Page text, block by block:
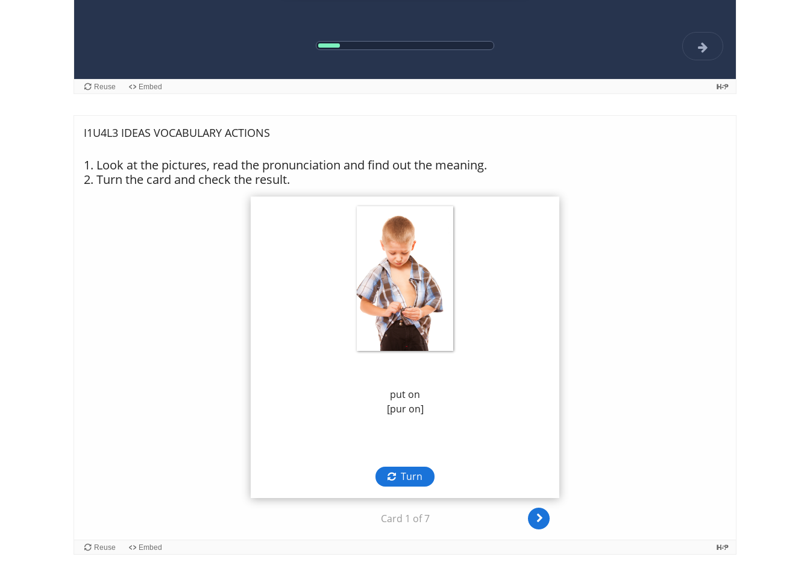
I1U4L3 IDEAS VOCABULARY ACTIONS
1. Look at the pictures, read the pronunciation and find out the meaning.
2. Turn the card and check the result.
put on
[pur on]
Turn
Card 1 of 7
Reuse Embed